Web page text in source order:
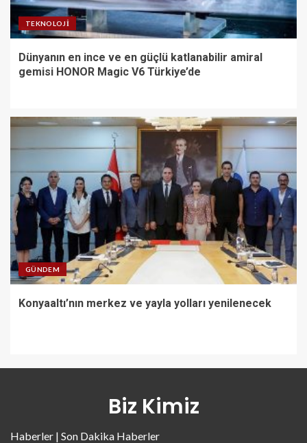
TEKNOLOJI
Dünyanın en ince ve en güçlü katlanabilir amiral
gemisi HONOR Magic V6 Türkiye’de
GÜNDEM
Konyaaltı’nın merkez ve yayla yolları yenilenecek
Biz Kimiz
Haberler | Son Dakika Haberler